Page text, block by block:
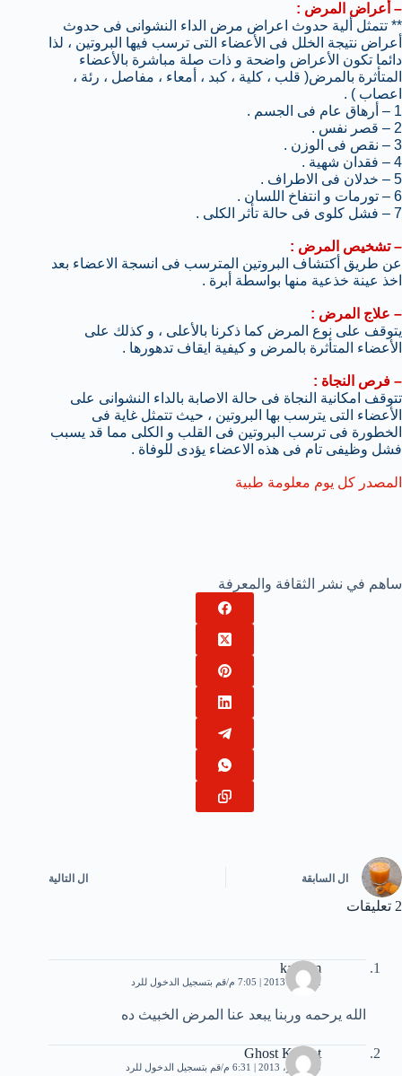
– أعراض المرض :
** تتمثل ألية حدوث اعراض مرض الداء النشوانى فى حدوث
أعراض نتيجة الخلل فى الأعضاء التى ترسب فيها البروتين ، لذا
دائما تكون الأعراض واضحة و ذات صلة مباشرة بالأعضاء
المتأثرة بالمرض( قلب ، كلية ، كبد ، أمعاء ، مفاصل ، رئة ،
اعصاب ) .
1 – أرهاق عام فى الجسم .
2 – قصر نفس .
3 – نقص فى الوزن .
4 – فقدان شهية .
5 – خدلان فى الاطراف .
6 – تورمات و انتفاخ اللسان .
7 – فشل كلوى فى حالة تأثر الكلى .
– تشخيص المرض :
عن طريق أكتشاف البروتين المترسب فى انسجة الاعضاء بعد
اخذ عينة خذعية منها بواسطة أبرة .
– علاج المرض :
يتوقف على نوع المرض كما ذكرنا بالأعلى ، و كذلك على
الأعضاء المتأثرة بالمرض و كيفية ايقاف تدهورها .
– فرص النجاة :
تتوقف امكانية النجاة فى حالة الاصابة بالداء النشوانى على
الأعضاء التى يترسب بها البروتين ، حيث تتمثل غاية فى
الخطورة فى ترسب البروتين فى القلب و الكلى مما قد يسبب
فشل وظيفى تام فى هذه الاعضاء يؤدى للوفاة .
المصدر كل يوم معلومة طبية
ساهم في نشر الثقافة والمعرفة
ال السابقة ال التالية
2 تعليقات
kareem
22 مايو، 2013 | 7:05 م قم بتسجيل الدخول للرد
الله يرحمه وربنا يبعد عنا المرض الخبيث ده
Ghost Knight
5 سبتمبر، 2013 | 6:31 م قم بتسجيل الدخول للرد